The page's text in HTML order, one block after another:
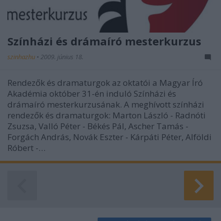
Színházi és drámaíró mesterkurzus
szinhazhu • 2009. június 18.
Rendezők és dramaturgok az oktatói a Magyar Író
Akadémia október 31-én induló Színházi és
drámaíró mesterkurzusának. A meghívott színházi
rendezők és dramaturgok: Marton László - Radnóti
Zsuzsa, Valló Péter - Békés Pál, Ascher Tamás -
Forgách András, Novák Eszter - Kárpáti Péter, Alföldi
Róbert -…